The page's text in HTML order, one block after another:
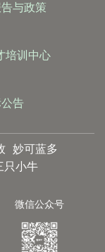
与政策
培训中心
告
妙可蓝多
只小牛
微信公众号